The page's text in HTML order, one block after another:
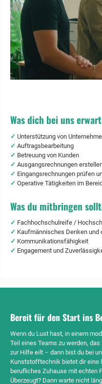
Was dich bei uns
✓ Unterstützung von
✓ Auftragsbearbeitung
✓ Betreuung von Kunden
✓ Ausgangsrechnungen
✓ Eingangsrechnungen prüfen
✓ Operative Tätigkeiten im
Was du mitbringen
✓ Fachhochschulreife /
✓ Kaufmännisches Denken
✓ Kommunikationsfähigkeit
✓ Engagement und
Bereit für den Start ins
Wenn du Lust hast, in einem
Teil eines Teams zu werden,
zur Hilfe eilt – dann bist du bei
Kunststofftechnik bietet dir eine
berufliches Zuhause mit echten
Überzeugt? Dann warte nicht